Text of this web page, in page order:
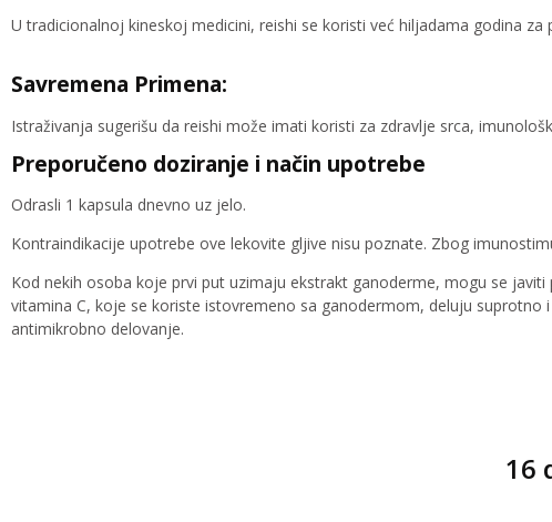
U tradicionalnoj kineskoj medicini, reishi se koristi već hiljadama godina
Savremena Primena:
Istraživanja sugerišu da reishi može imati koristi za zdravlje srca,
Preporučeno doziranje i način upotrebe
Odrasli 1 kapsula dnevno uz jelo.
Kontraindikacije upotrebe ove lekovite gljive nisu poznate. Zbog
Kod nekih osoba koje prvi put uzimaju ekstrakt ganoderme, mogu se
vitamina C, koje se koriste istovremeno sa ganodermom, deluju suprotno
antimikrobno delovanje.
16